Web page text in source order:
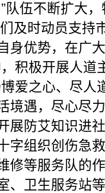
队伍不断扩大
及时动员支持
身优势，在广
积极开展人
爱之心、尽人
境遇，尽心尽
展防艾知识进
字组织创伤急
修等服务队的
、卫生服务站